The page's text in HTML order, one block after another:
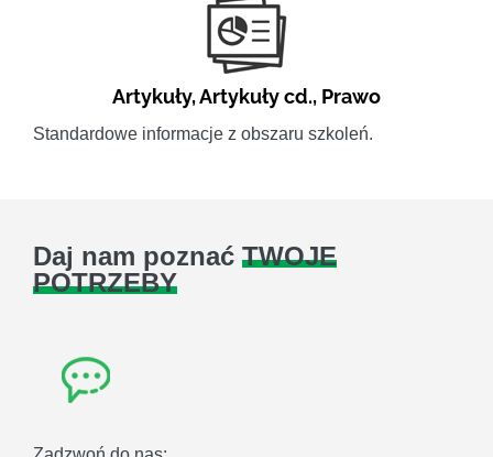
Artykuły,Artykuły cd., Prawo
Standardowe informacje z obszaru szkoleń.
Daj nam poznać TWOJE
POTRZEBY